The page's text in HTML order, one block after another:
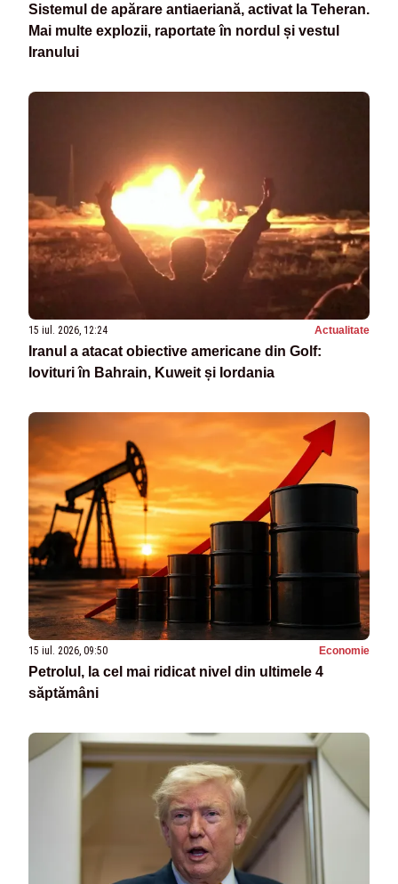
Sistemul de apărare antiaeriană, activat la Teheran.
Mai multe explozii, raportate în nordul și vestul
Iranului
15 iul. 2026, 12:24 Actualitate
Iranul a atacat obiective americane din Golf:
lovituri în Bahrain, Kuweit și Iordania
15 iul. 2026, 09:50 Economie
Petrolul, la cel mai ridicat nivel din ultimele 4
săptămâni